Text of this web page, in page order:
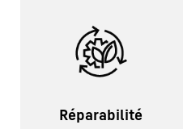
Réparabilité